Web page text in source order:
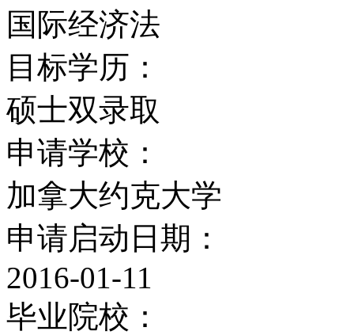
约克大学还是安大略省
学，且规模最大。约克
的研究生课程，与多伦
联合研究生课程。另外
续几年被评为加拿大最
图书馆
约克大学的图书馆共有
国际经济法
目标学历：
硕士双录取
申请学校：
加拿大约克大学
申请启动日期：
2016-01-11
毕业院校：